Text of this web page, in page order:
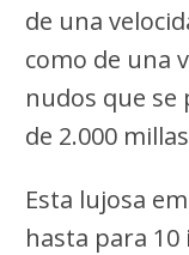
de una
como de una
nudos que
de 2.000
Esta lujosa
hasta para